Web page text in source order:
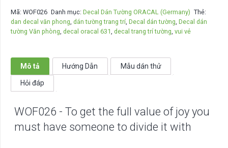
get
the
joy
you
have
someone
Mã: WOF026 Danh mục:Decal Dán Tường ORACAL (Germany) Thẻ:
dan decal văn phong, dán tường trang trí, Decal dán tường, Decal dán
tường Văn phòng, decal oracal 631, decal trang trí tường, vui vẻ
Mô tả Hướng Dẫn Mẫu dán thử
Hỏi đáp
WOF026 - To get the full value of joy you
must have someone to divide it with